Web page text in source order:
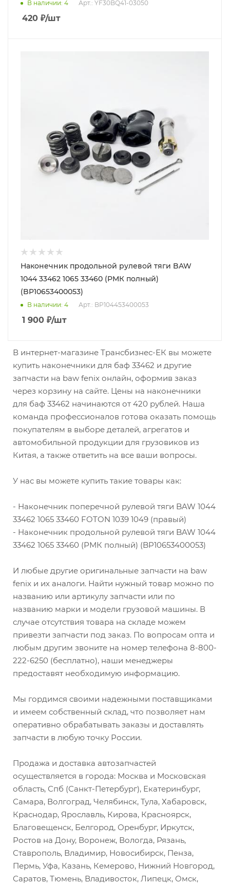
В наличии: 4 Арт.: YF30BQ41-03050
420 ₽/шт
Наконечник продольной рулевой тяги BAW
1044 33462 1065 33460 (РМК полный)
(BP10653400053)
В наличии: 4 Арт.: BP104453400053
1 900 ₽/шт
В интернет-магазине Трансбизнес-ЕК вы можете
купить наконечники для баф 33462 и другие
запчасти на baw fenix онлайн, оформив заказ
через корзину на сайте. Цены на наконечники
для баф 33462 начинаются от 420 рублей. Наша
команда профессионалов готова оказать помощь
покупателям в выборе деталей, агрегатов и
автомобильной продукции для грузовиков из
Китая, а также ответить на все ваши вопросы.
У нас вы можете купить такие товары как:
- Наконечник поперечной рулевой тяги BAW 1044
33462 1065 33460 FOTON 1039 1049 (правый)
- Наконечник продольной рулевой тяги BAW 1044
33462 1065 33460 (РМК полный) (BP10653400053)
И любые другие оригинальные запчасти на baw
fenix и их аналоги. Найти нужный товар можно по
названию или артикулу запчасти или по
названию марки и модели грузовой машины. В
случае отсутствия товара на складе можем
привезти запчасти под заказ. По вопросам опта и
любым другим звоните на номер телефона 8-800-
222-6250 (бесплатно), наши менеджеры
предоставят необходимую информацию.
Мы гордимся своими надежными поставщиками
и имеем собственный склад, что позволяет нам
оперативно обрабатывать заказы и доставлять
запчасти в любую точку России.
Продажа и доставка автозапчастей
осуществляется в города: Москва и Московская
область, Спб (Санкт-Петербург), Екатеринбург,
Самара, Волгоград, Челябинск, Тула, Хабаровск,
Краснодар, Ярославль, Кирова, Красноярск,
Благовещенск, Белгород, Оренбург, Иркутск,
Ростов на Дону, Воронеж, Вологда, Рязань,
Ставрополь, Владимир, Новосибирск, Пенза,
Пермь, Уфа, Казань, Кемерово, Нижний Новгород,
Саратов, Тюмень, Владивосток, Липецк, Омск,